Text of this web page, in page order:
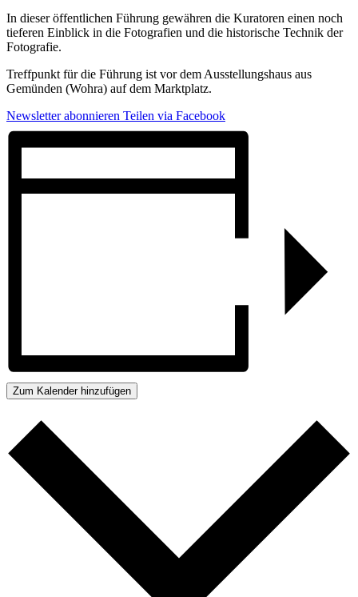
In dieser öffentlichen Führung gewähren die Kuratoren einen noch
tieferen Einblick in die Fotografien und die historische Technik der
Fotografie.
Treffpunkt für die Führung ist vor dem Ausstellungshaus aus
Gemünden (Wohra) auf dem Marktplatz.
Newsletter abonnieren Teilen via Facebook
Zum Kalender hinzufügen